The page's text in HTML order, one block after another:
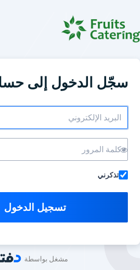
سجّل الدخول إلى
تذكرني
تسجيل الدخول
مشغل بواسطة